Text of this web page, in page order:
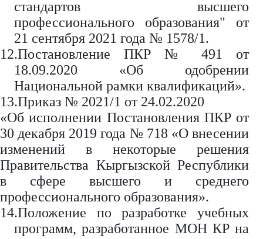
стандартов высшего
профессионального образования" от
21 сентября 2021 года № 1578/1.
12.Постановление ПКР № 491 от
18.09.2020 «Об одобрении
Национальной рамки квалификаций».
13.Приказ № 2021/1 от 24.02.2020
«Об исполнении Постановления ПКР от
30 декабря 2019 года № 718 «О внесении
изменений в некоторые решения
Правительства Кыргызской Республики
в сфере высшего и среднего
профессионального образования».
14.Положение по разработке учебных
программ, разработанное МОН КР на